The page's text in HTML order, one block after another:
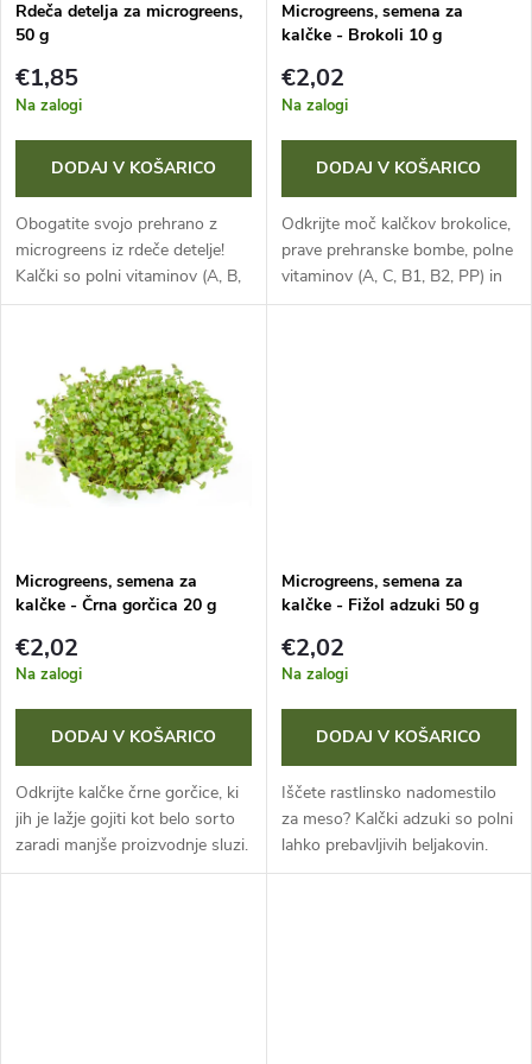
č
a
n
j
e
d
l
k
o
m
i
d
e
k
o
Rdeča detelja za microgreens,
50 g
€1,85
Na zalogi
DODAJ V KOŠARICO
Obogatite svojo prehrano z
microgreens iz rdeče detelje!
Kalčki so polni vitaminov (A, B,
C, E, K) in mineralov, kot so
Microgreens, semena za
kalčke - Brokoli 10 g
€2,02
Na zalogi
DODAJ V KOŠARICO
Odkrijte moč kalčkov brokolice,
prave prehranske bombe, polne
vitaminov (A, C, B1, B2, PP) in
mineralov. Vsebujejo do 200x
Microgreens, semena za
kalčke - Črna gorčica 20 g
€2,02
Na zalogi
DODAJ V KOŠARICO
Odkrijte kalčke črne gorčice, ki
jih je lažje gojiti kot belo sorto
zaradi manjše proizvodnje sluzi.
Njihov oster, izrazit okus
Microgreens, semena za
kalčke - Fižol adzuki 50 g
€2,02
Na zalogi
DODAJ V KOŠARICO
Iščete rastlinsko nadomestilo
za meso? Kalčki adzuki so polni
lahko prebavljivih beljakovin.
Njihova hrustljava tekstura in